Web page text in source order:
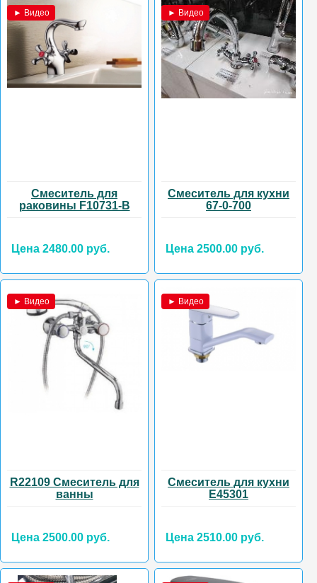
► Видео
Смеситель для
раковины F10731-В
Цена 2480.00 руб.
► Видео
Смеситель для кухни
67-0-700
Цена 2500.00 руб.
► Видео
R22109 Смеситель для
ванны
Цена 2500.00 руб.
► Видео
Смеситель для кухни
Е45301
Цена 2510.00 руб.